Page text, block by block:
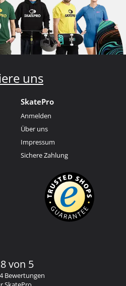
uns
SkatePro
Anmelden
Über uns
Impressum
Sichere Zahlung
von 5
Bewertungen